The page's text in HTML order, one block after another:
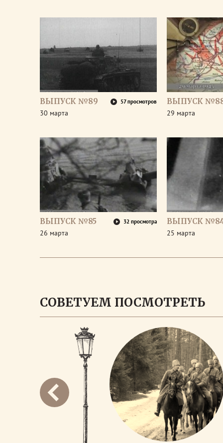
ВЫПУСК №89 57 просмотров
30 марта
ВЫПУСК
29 марта
ВЫПУСК №85 32 просмотра
26 марта
ВЫПУСК
25 марта
СОВЕТУЕМ ПОСМОТРЕТЬ